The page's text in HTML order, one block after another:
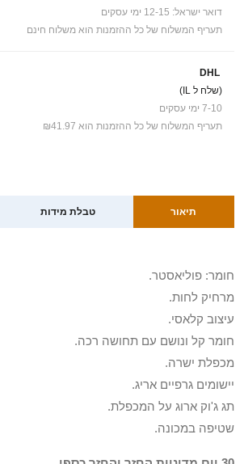
דואר ישראל: 12-15 ימי עסקים
תעריף המשלוח של כל ההזמנות הוא משלוח חינם
DHL
(שלח ל IL)
7-10 ימי עסקים
תעריף המשלוח של כל ההזמנות הוא ₪41.97
תיאור טבלת מידות
חומר: פוליאסטר.
מרחיק לחות.
עיצוב קלאסי.
חומר קל ונושם עם תחושה רכה.
מכפלת ישרה.
יישומים גרפיים אריג.
תג ג'וק ארוג על המכפלת.
שטיפה במכונה.